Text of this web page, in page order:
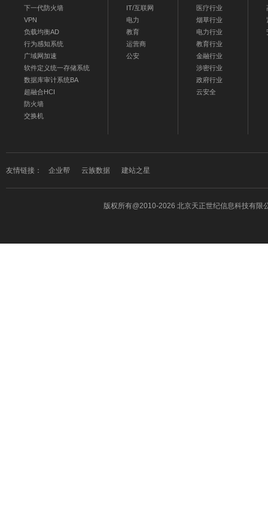
下一代防火墙
VPN
负载均衡AD
行为感知系统
广域网加速
软件定义统一存储系统
数据库审计系统BA
超融合HCI
防火墙
交换机
IT/互联网
电力
教育
运营商
公安
医疗行业
烟草行业
电力行业
教育行业
金融行业
涉密行业
政府行业
云安全
友情链接： 企业帮 云族数据 建站之星
版权所有@2010-2026 北京天正世纪信息科技有限